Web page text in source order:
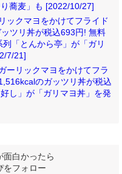
蕎麦」も [2022/10/27]
ックマヨをかけてフライド
ツリ丼が税込693円! 無料
「とんから亭」が「ガリ
7/21]
ーリックマヨをかけてフラ
のガッツリ丼が税込
し」が「ガリマヨ丼」を発
面白かったら
をフォロー